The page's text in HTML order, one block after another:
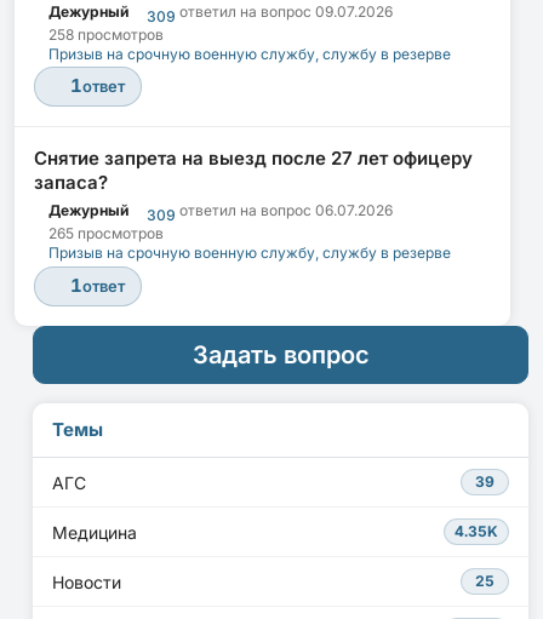
Дежурный 309 ответил на вопрос 09.07.2026
258 просмотров
Призыв на срочную военную службу, службу в резерве
1ответ
Снятие запрета на выезд после 27 лет офицеру
запаса?
Дежурный 309 ответил на вопрос 06.07.2026
265 просмотров
Призыв на срочную военную службу, службу в резерве
1ответ
Задать вопрос
Темы
АГС 39
Медицина 4.35K
Новости 25